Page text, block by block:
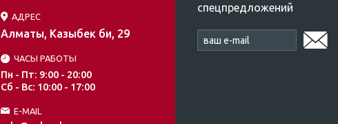
АДРЕС
Алматы, Казыбек би, 29
ЧАСЫ РАБОТЫ
Пн - Пт: 9:00 - 20:00
Сб - Вс: 10:00 - 17:00
E-MAIL
спецпредложений